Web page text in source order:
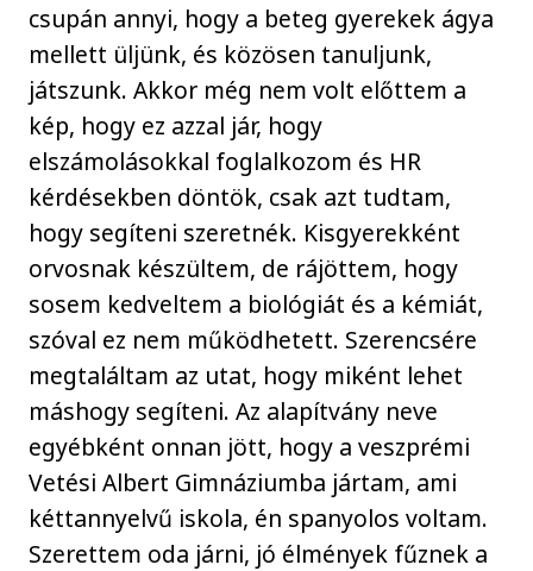
csupán annyi, hogy a beteg gyerekek ágya
mellett üljünk, és közösen tanuljunk,
játszunk. Akkor még nem volt előttem a
kép, hogy ez azzal jár, hogy
elszámolásokkal foglalkozom és HR
kérdésekben döntök, csak azt tudtam,
hogy segíteni szeretnék. Kisgyerekként
orvosnak készültem, de rájöttem, hogy
sosem kedveltem a biológiát és a kémiát,
szóval ez nem működhetett. Szerencsére
megtaláltam az utat, hogy miként lehet
máshogy segíteni. Az alapítvány neve
egyébként onnan jött, hogy a veszprémi
Vetési Albert Gimnáziumba jártam, ami
kéttannyelvű iskola, én spanyolos voltam.
Szerettem oda járni, jó élmények fűznek a